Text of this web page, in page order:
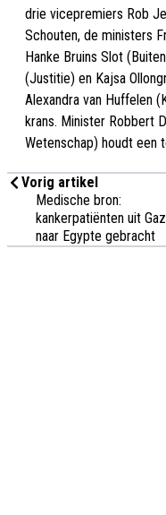
drie vicepremiers Rob
Schouten, de ministers
Hanke Bruins Slot
(Justitie) en Kajsa
Alexandra van Huffelen
krans. Minister Robbert
Wetenschap) houdt een
Vorig artikel
Medische bron:
kankerpatiënten uit
naar Egypte gebracht